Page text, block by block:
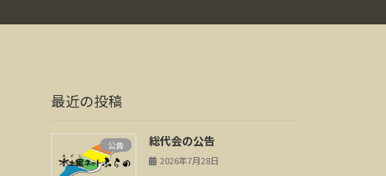
最近の投稿
公告 総代会の公告
2026年7月28日